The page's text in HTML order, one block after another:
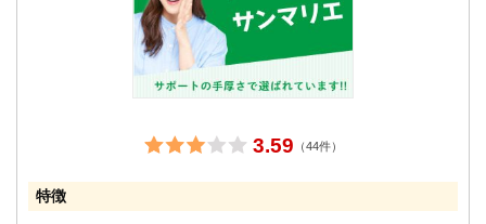
3.59 （44件）
特徴